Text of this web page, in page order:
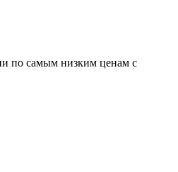
по самым низким ценам с